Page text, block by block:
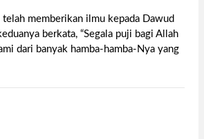
telah memberikan ilmu kepada Dawud
berkata, “Segala puji bagi Allah
dari banyak hamba-hamba-Nya yang